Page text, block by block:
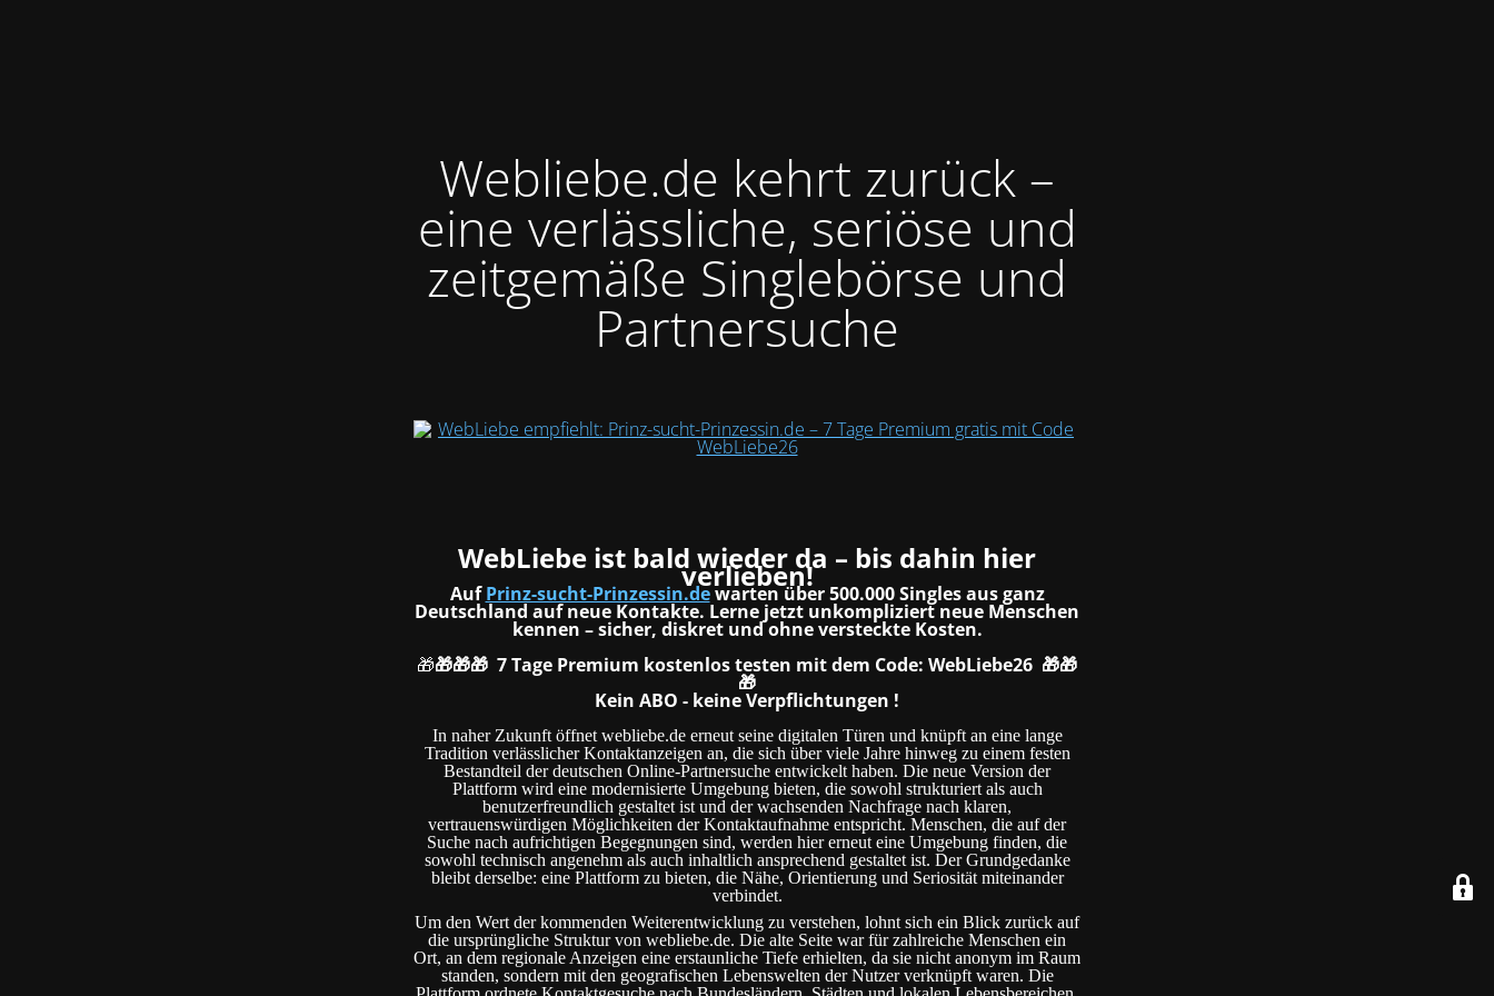
Webliebe.de kehrt zurück –
eine verlässliche, seriöse und
zeitgemäße Singlebörse und
Partnersuche
WebLiebe ist bald wieder da – bis dahin hier
verlieben!
AufPrinz-sucht-Prinzessin.dewarten über500.000 Singles aus ganz
Deutschland auf neue Kontakte. Lerne jetzt unkompliziert neue Menschen
kennen – sicher, diskret und ohne versteckte Kosten.
🎁🎁🎁🎁 7 Tage Premium kostenlos testen mit dem Code: WebLiebe26 🎁🎁
🎁
Kein ABO - keine Verpflichtungen !
In naher Zukunft öffnet webliebe.de erneut seine digitalen Türen und knüpft an eine lange
Tradition verlässlicher Kontaktanzeigen an, die sich über viele Jahre hinweg zu einem festen
Bestandteil der deutschen Online-Partnersuche entwickelt haben. Die neue Version der
Plattform wird eine modernisierte Umgebung bieten, die sowohl strukturiert als auch
benutzerfreundlich gestaltet ist und der wachsenden Nachfrage nach klaren,
vertrauenswürdigen Möglichkeiten der Kontaktaufnahme entspricht. Menschen, die auf der
Suche nach aufrichtigen Begegnungen sind, werden hier erneut eine Umgebung finden, die
sowohl technisch angenehm als auch inhaltlich ansprechend gestaltet ist. Der Grundgedanke
bleibt derselbe: eine Plattform zu bieten, die Nähe, Orientierung und Seriosität miteinander
verbindet.
Um den Wert der kommenden Weiterentwicklung zu verstehen, lohnt sich ein Blick zurück auf
die ursprüngliche Struktur von webliebe.de. Die alte Seite war für zahlreiche Menschen ein
Ort, an dem regionale Anzeigen eine erstaunliche Tiefe erhielten, da sie nicht anonym im Raum
standen, sondern mit den geografischen Lebenswelten der Nutzer verknüpft waren. Die